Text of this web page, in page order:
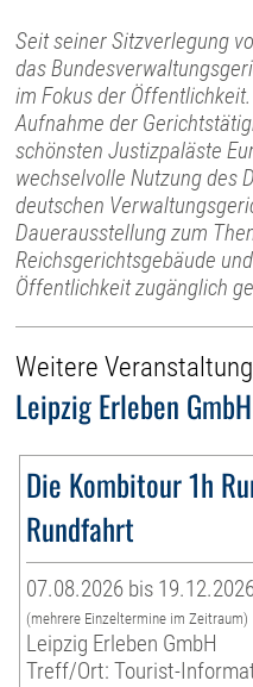
Seit seiner Sitzverlegung
das
im Fokus der
Aufnahme der
schönsten Justizpaläste
wechselvolle Nutzung des
deutschen
Dauerausstellung zum
Reichsgerichtsgebäude
Öffentlichkeit zugänglich
Weitere
Leipzig Erleben GmbH
Die Kombitour 1h
Rundfahrt
07.08.2026 bis
(mehrere Einzeltermine im Zeitraum)
Leipzig Erleben GmbH
Treff/Ort: Tourist-